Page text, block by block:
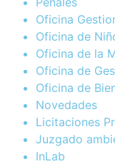
Oficina
Oficina de
Oficina de la
Oficina de
Oficina de
Novedades
Licitaciones
Juzgado
InLab